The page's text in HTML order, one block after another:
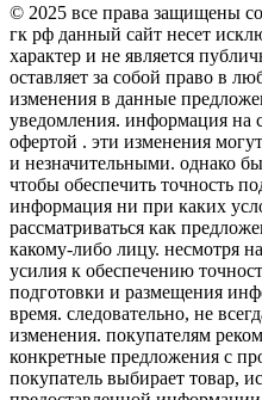
© 2025 все права защищены
гк рф данный сайт несет
характер и не является
оставляет за собой право в
изменения в данные
уведомления. информация на
офертой . эти изменения
и незначительными. однако
чтобы обеспечить точность
информация ни при каких
рассматриваться как
какому-либо лицу. несмотря
усилия к обеспечению
подготовки и размещения
время. следовательно, не
изменения. покупателям
конкретные предложения с
покупатель выбирает товар,